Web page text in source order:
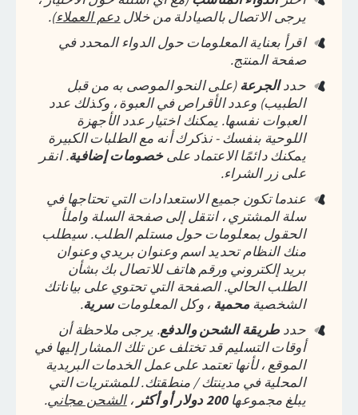
يرجى الاتصال بالصيادلة من خلال دعم العملاء).
اقرأ بعناية المعلومات حول الدواء المحدد في
صفحة المنتج.
حددالجرعة(على النحو الموصى به من قبل
الطبيب) وعدد الأقراص في العبوة ، وكذلك عدد
العبوات نفسها. يمكنك اختيار عدد الأجهزة
اللوحية بنفسك - نذكرك أنه مع الطلبات الكبيرة
يمكنك دائمًا الاعتماد علىخصومات إضافية. انقر
على زر الشراء.
عندما تكون جميع الاستعدادات التي تحتاجها في
سلة المشتري ، انتقل إلى صفحة السلة واملأ
الحقول بمعلومات حول مستلم الطلب. سيطلب
منك النظام تحديداسم وعنوان بريدي وعنوان
بريد إلكتروني ورقم هاتفللاتصال بك بشأن
الطلب الحالي. الصفحة التي تحتوي على بياناتك
الشخصية محمية ، وكل المعلوماتسرية.
حدد طريقة الشحن والدفع. يرجى ملاحظة أن
أوقات التسليم قد تختلف عن تلك المشار إليها في
الموقع ، لأنها تعتمد على عمل الخدمات البريدية
المحلية في مدينتك / منطقتك. للمشتريات التي
يبلغ مجموعها200 دولار أو أكثر ،الشحن مجاني.